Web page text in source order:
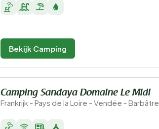
Bekijk Camping
Camping Sandaya Domaine Le Midi
Frankrijk - Pays de la Loire - Vendée - Barbâtre